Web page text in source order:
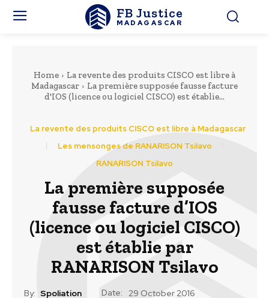
FB Justice
MADAGASCAR
Home
La revente des produits CISCO est libre à
Madagascar
La première supposée fausse facture
d'IOS (licence ou logiciel CISCO) est établie...
La revente des produits CISCO est libre à Madagascar
Les mensonges de RANARISON Tsilavo
RANARISON Tsilavo
La première supposée
fausse facture d’IOS
(licence ou logiciel CISCO)
est établie par
RANARISON Tsilavo
By: Spoliation Date: 29 October 2016